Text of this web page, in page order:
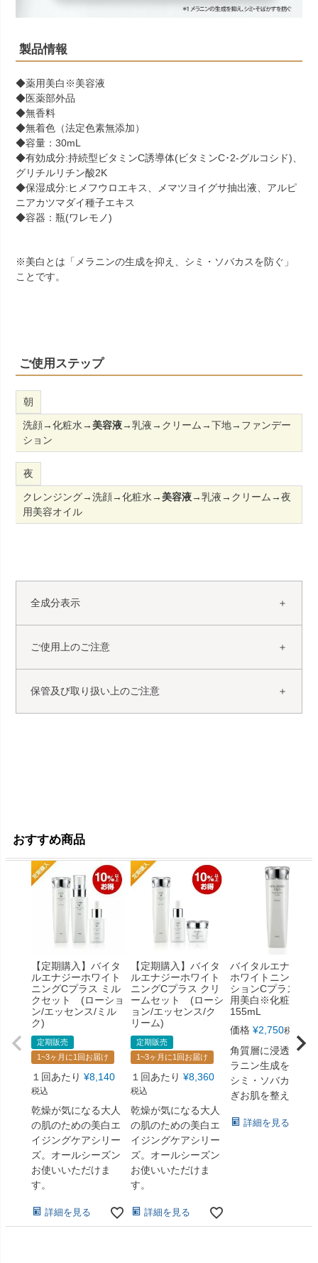
製品情報
◆薬用美白 ※美容液
◆医薬部外品
◆無香料
◆無着色（法定色素無添加）
◆容量：30mL
◆有効成分:持続型ビタミンC誘導体(ビタミンC･2-グルコシド)、
グリチルリチン酸2K
◆保湿成分:ヒメフウロエキス、メマツヨイグサ抽出液、アルピ
ニアカツマダイ種子エキス
◆容器：瓶(ワレモノ)
※美白とは「メラニンの生成を抑え、シミ・ソバカスを防ぐ」
ことです。
ご使用ステップ
朝
洗顔→化粧水→美容液→乳液→クリーム→下地→ファンデー
ション
夜
クレンジング→洗顔→化粧水→美容液→乳液→クリーム→夜
用美容オイル
全成分表示
ご使用上のご注意
保管及び取り扱い上のご注意
おすすめ商品
【定期購入】バイタ
ルエナジーホワイト
ニングCプラス ミル
クセット (ローショ
ン/エッセンス/ミル
ク)
定期販売
1~3ヶ月に1回お届け
１回あたり ¥8,140
税込
乾燥が気になる大人
の肌のための美白エ
イジングケアシリー
ズ。オールシーズン
お使いいただけま
す。
詳細を見る
【定期購入】バイタ
ルエナジーホワイト
ニングCプラス クリ
ームセット (ローシ
ョン/エッセンス/ク
リーム)
定期販売
1~3ヶ月に1回お届け
１回あたり ¥8,360
税込
乾燥が気になる大人
の肌のための美白エ
イジングケアシリー
ズ。オールシーズン
お使いいただけま
す。
詳細を見る
バイタルエナジ
ホワイトニングロ
ションCプラス（薬
用美白※化粧水
155mL
価格 ¥2,750税込
角質層に浸透して
ラニン生成を抑え
シミ・ソバカスを
ぎお肌を整えます
詳細を見る